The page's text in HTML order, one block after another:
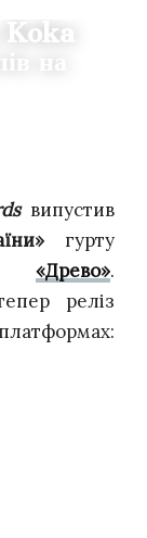
Koka
на
випустив
гурту
«Древо».
реліз